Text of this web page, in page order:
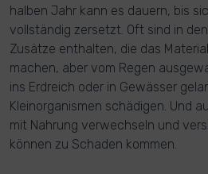
halben Jahr kann es dauern, bis
vollständig zersetzt. Oft sind in
Zusätze enthalten, die das
machen, aber vom Regen
ins Erdreich oder in Gewässer
Kleinorganismen schädigen. Und
mit Nahrung verwechseln und
können zu Schaden kommen.